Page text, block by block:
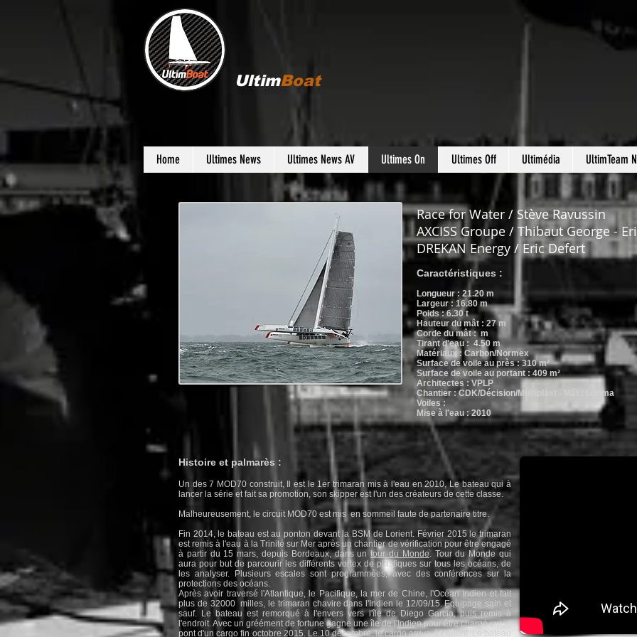
UltimBoat
Home Ultimes News Ultimes News AV Ultimes On Ultimes Off Ultimédia UltimTeam
Race for Water / Stève Ravussin
AXCISS Groupe / Thibaut George -
DREKAN Energy / Eric Defert
Caractéristiques :
Longueur : 21.20 m
Largeur : 16.80 m
Poids : 6.30 t
Hauteur du mât : 27 m
Corde du mât : m
Tirant d'eau : 4.50 m
Matériaux : Carbon/Normex
Surface de voile au près : 310 m²
Surface de voile au portant : 409 m²
Architectes : VPLP
Chantier : CDK/Décision/Multiplast -
Mât : Lorima
Voiles :
Mise à l'eau : 2010
Histoire et palmarès :
Un des 7 MOD70 construit, Il est le 1er trimaran mis à l'eau en 2010, Le bateau qui à
lancer la série et fait sa promotion, son skipper est l'un des créateurs de cette classe.
Malheureusement, le circuit MOD70 est mis en sommeil faute de partenaire titre.
Fin 2014, le bateau est au ponton devant la BSM de Lorient. Février 2015 le trimaran
est remis à l'eau à la Trinité sur Mer après un chantier de vérification pour être engagé
à partir du 15 mars, depuis Bordeaux, dans untour du Monde. Tour du Monde qui
aura pour but de parcourir les différents vortex de plastiques sur tous les océans, de
les analyser. Plusieurs escales sont programmées, avec des conférences sur la
protections des océans.
Après avoir traversé l'Atlantique, le Pacifique, la mer de Chine, l'Océan Indien et fait
plus de 32000 milles, le trimaran chavire dans l'Indien le 12/09/15. Equipage sain et
sauf. Le bateau est remorqué à l'envers vers l'île de Diego Garcia, puis remis à
l'endroit. Avec un gréément de fortune gagne une île de l'Indien pour être chargé sur le
pont d'un cargo fin octobre 2015. Le 10 décembre, le cargo arrive à Lorient. Le bateau